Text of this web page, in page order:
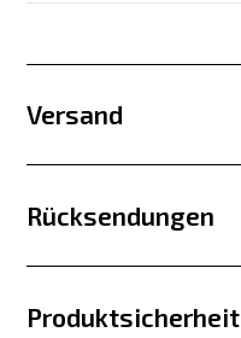
Versand
Rücksendungen
Produktsicherheit